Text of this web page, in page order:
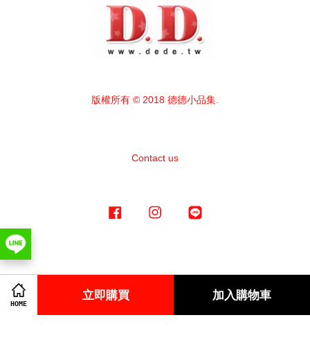
HOME
立即購買 加入購物車
版權所有 © 2018 德德小品集.
Contact us
Facebook Instagram
Express